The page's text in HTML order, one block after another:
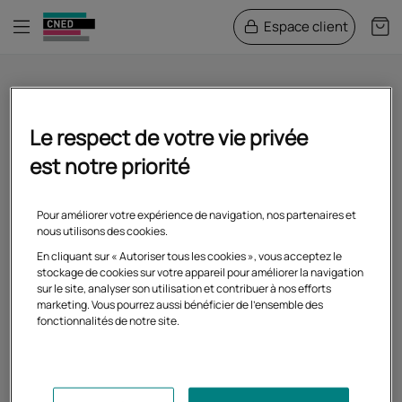
Menu Espace client
Etape 3/5, sous étape
Mon panier
Connectez vous pour récupérervotre
Le respect de votre vie privée
est notre priorité
Pour améliorer votre expérience de navigation, nos partenaires et
nous utilisons des cookies.
En cliquant sur « Autoriser tous les cookies », vous acceptez le
stockage de cookies sur votre appareil pour améliorer la navigation
sur le site, analyser son utilisation et contribuer à nos efforts
marketing. Vous pourrez aussi bénéficier de l'ensemble des
fonctionnalités de notre site.